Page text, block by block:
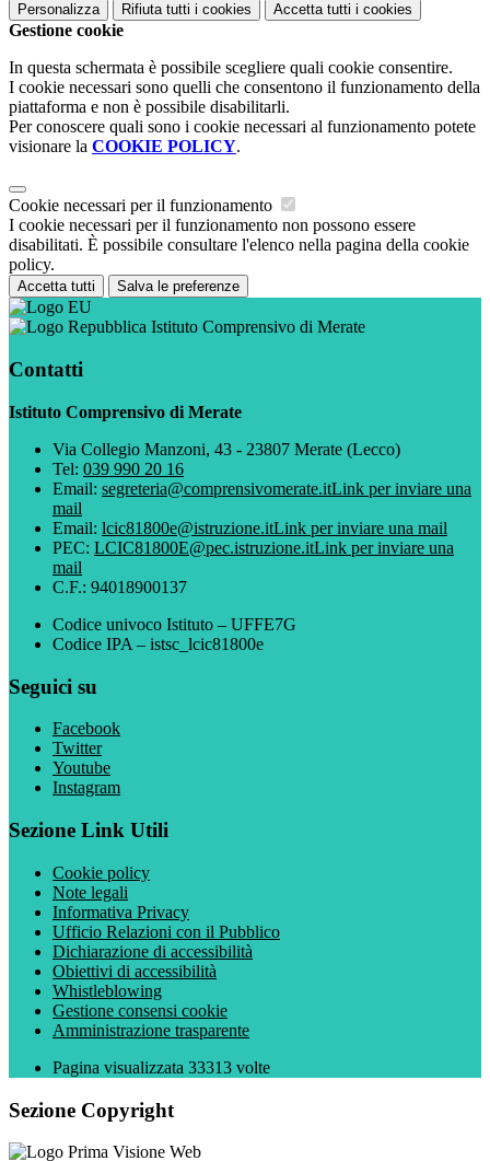
Personalizza Rifiuta tutti i cookies Accetta tutti i cookies
Gestione cookie
In questa schermata è possibile scegliere quali cookie consentire.
I cookie necessari sono quelli che consentono il funzionamento della
piattaforma e non è possibile disabilitarli.
Per conoscere quali sono i cookie necessari al funzionamento potete
visionare la COOKIE POLICY.
Cookie necessari per il funzionamento
I cookie necessari per il funzionamento non possono essere
disabilitati. È possibile consultare l'elenco nella pagina della cookie
policy.
Accetta tutti Salva le preferenze
Istituto Comprensivo di Merate
Contatti
Istituto Comprensivo di Merate
Via Collegio Manzoni, 43 - 23807 Merate (Lecco)
Tel: 039 990 20 16
Email: segreteria@comprensivomerate.itLink per inviare una
mail
Email: lcic81800e@istruzione.itLink per inviare una mail
PEC: LCIC81800E@pec.istruzione.itLink per inviare una
mail
C.F.: 94018900137
Codice univoco Istituto – UFFE7G
Codice IPA – istsc_lcic81800e
Seguici su
Facebook
Twitter
Youtube
Instagram
Sezione Link Utili
Cookie policy
Note legali
Informativa Privacy
Ufficio Relazioni con il Pubblico
Dichiarazione di accessibilità
Obiettivi di accessibilità
Whistleblowing
Gestione consensi cookie
Amministrazione trasparente
Pagina visualizzata 33313 volte
Sezione Copyright